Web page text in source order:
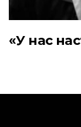
«У нас